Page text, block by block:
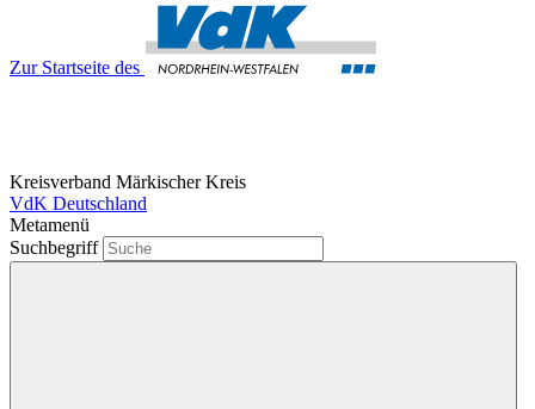
Zur Startseite des
Kreisverband Märkischer Kreis
VdK Deutschland
Metamenü
Suchbegriff